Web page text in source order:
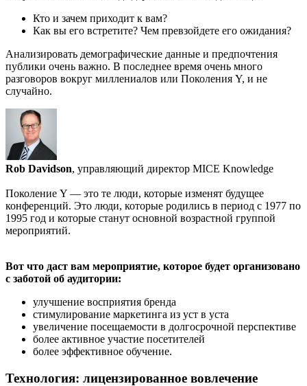
Кто и зачем приходит к вам?
Как вы его встретите? Чем превзойдете его ожидания?
Анализировать демографические данные и предпочтения
публики очень важно. В последнее время очень много
разговоров вокруг миллениалов или Поколения Y, и не
случайно.
Rob Davidson, управляющий директор MICE Knowledge
Поколение Y — это те люди, которые изменят будущее
конференций. Это люди, которые родились в период с 1977 по
1995 год и которые станут основной возрастной группой
мероприятий.
Вот что даст вам мероприятие, которое будет организовано
с заботой об аудитории:
улучшение восприятия бренда
стимулирование маркетинга из уст в уста
увеличение посещаемости в долгосрочной перспективе
более активное участие посетителей
более эффективное обучение.
Технология: лицензированное вовлечение